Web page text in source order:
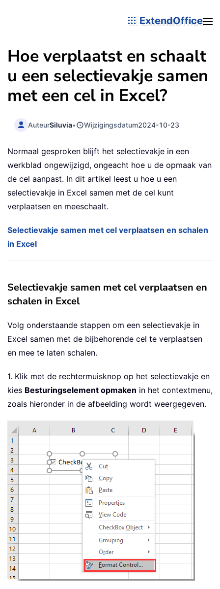
ExtendOffice
Hoe verplaatst en schaalt
u een selectievakje samen
met een cel in Excel?
AuteurSiluvia• Wijzigingsdatum2024-10-23
Normaal gesproken blijft het selectievakje in een
werkblad ongewijzigd, ongeacht hoe u de opmaak van
de cel aanpast. In dit artikel leest u hoe u een
selectievakje in Excel samen met de cel kunt
verplaatsen en meeschaalt.
Selectievakje samen met cel verplaatsen en schalen
in Excel
Selectievakje samen met cel verplaatsen en
schalen in Excel
Volg onderstaande stappen om een selectievakje in
Excel samen met de bijbehorende cel te verplaatsen
en mee te laten schalen.
1. Klik met de rechtermuisknop op het selectievakje en
kies Besturingselement opmaken in het contextmenu,
zoals hieronder in de afbeelding wordt weergegeven.